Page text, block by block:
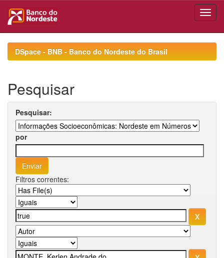
navigationDSpace - BNB - Banco do Nordeste do Brasil
Pesquisar
Pesquisar:
por
Filtros correntes: